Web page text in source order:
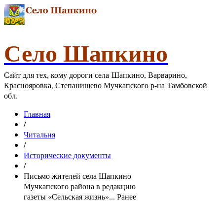
Село Шапкино
Сайт для тех, кому дороги села Шапкино, Варварино,
Краснояровка, Степанищево Мучкапского р-на Тамбовской
обл.
Главная
/
Читальня
/
Исторические документы
/
Письмо жителей села Шапкино
Мучкапского района в редакцию
газеты «Сельская жизнь»... Ранее